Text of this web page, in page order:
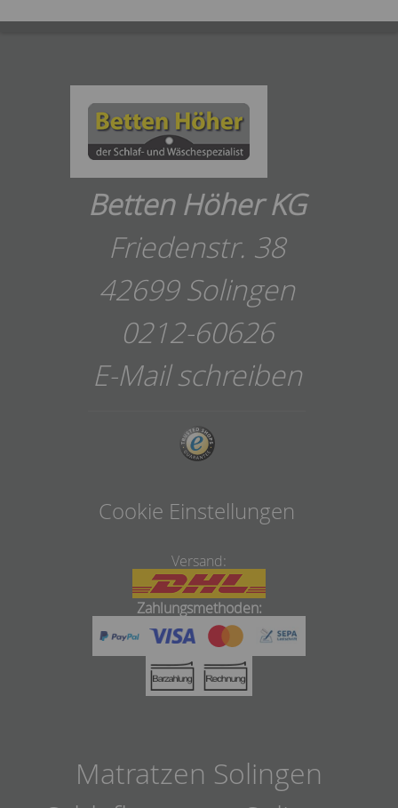
Betten Höher KG
Friedenstr. 38
42699 Solingen
0212-60626
E-Mail schreiben
Cookie Einstellungen
Versand:
Zahlungsmethoden:
Matratzen Solingen